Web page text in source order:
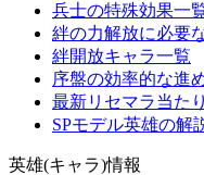
兵士の特殊効果一
絆の力解放に必要
絆開放キャラ一覧
序盤の効率的な進
最新リセマラ当た
SPモデル英雄の解
英雄(キャラ)情報